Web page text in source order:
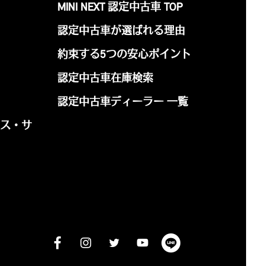
・サ
MINI NEXT 認定中古車 TOP
認定中古車が選ばれる理由
約束する5つの安心ポイント
認定中古車在庫検索
認定中古車ディーラー 一覧